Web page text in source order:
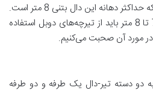
به این نکته توجه داشته باشید که حداکثر دهانه این دال بتنی 8 متر است.
همچنین برای دهانه بیشتر از 7 تا 8 متر باید از تیرچه‌های دوبل استفاده
مورد آن صحبت می‌کنیم.
دو دسته تیر‌-دال یک طرفه و دو طرفه